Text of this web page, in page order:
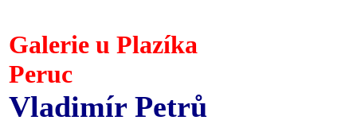
Galerie u Plazíka
Peruc
Vladimír Petrů